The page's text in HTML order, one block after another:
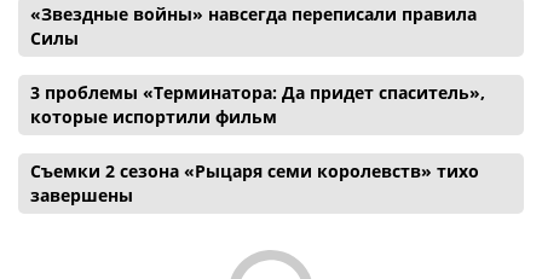
«Звездные войны» навсегда переписали правила
Силы
3 проблемы «Терминатора: Да придет спаситель»,
которые испортили фильм
Съемки 2 сезона «Рыцаря семи королевств» тихо
завершены